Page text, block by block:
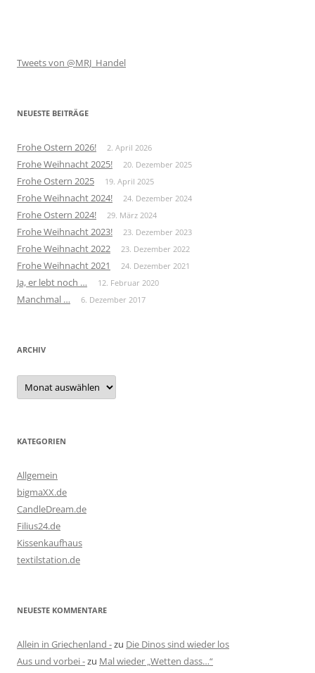
Tweets von @MRJ_Handel
NEUESTE BEITRÄGE
Frohe Ostern 2026! 2. April 2026
Frohe Weihnacht 2025! 20. Dezember 2025
Frohe Ostern 2025 19. April 2025
Frohe Weihnacht 2024! 24. Dezember 2024
Frohe Ostern 2024! 29. März 2024
Frohe Weihnacht 2023! 23. Dezember 2023
Frohe Weihnacht 2022 23. Dezember 2022
Frohe Weihnacht 2021 24. Dezember 2021
Ja, er lebt noch … 12. Februar 2020
Manchmal … 6. Dezember 2017
ARCHIV
Archiv
KATEGORIEN
Allgemein
bigmaXX.de
CandleDream.de
Filius24.de
Kissenkaufhaus
textilstation.de
NEUESTE KOMMENTARE
Allein in Griechenland -zu Die Dinos sind wieder los
Aus und vorbei -zu Mal wieder „Wetten dass…“